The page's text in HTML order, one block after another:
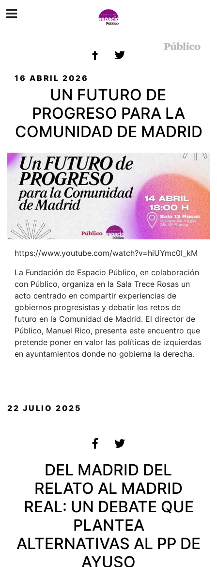
PUBLICADO
16 ABRIL 2026
UN FUTURO DE
PROGRESO PARA LA
COMUNIDAD DE MADRID
https://www.youtube.com/watch?v=hiUYmc0I_kM
La Fundación de Espacio Público, en colaboración
con Público, organiza en la Sala Trece Rosas un
acto centrado en compartir experiencias de
gobiernos progresistas y debatir los retos de
futuro en la Comunidad de Madrid. El director de
Público, Manuel Rico, presenta este encuentro que
pretende poner en valor las políticas de izquierdas
en ayuntamientos donde no gobierna la derecha.
PUBLICADO
22 JULIO 2025
DEL MADRID DEL
RELATO AL MADRID
REAL: UN DEBATE QUE
PLANTEA
ALTERNATIVAS AL PP DE
AYUSO